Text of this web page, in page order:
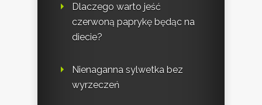
Dlaczego warto jeść
czerwoną paprykę będąc na
diecie?
Nienaganna sylwetka bez
wyrzeczeń